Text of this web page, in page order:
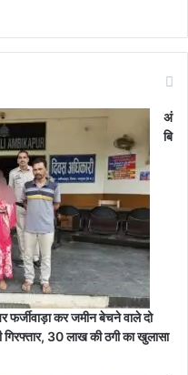
अं
बि
फर्जीवाड़ा कर जमीन बेचने वाले दो
गिरफ्तार, 30 लाख की ठगी का खुलासा